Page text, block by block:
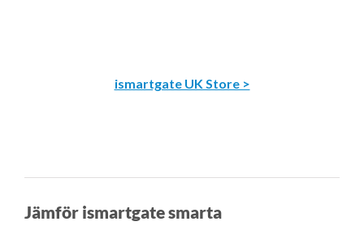
ismartgate UK Store >
Jämför ismartgate smarta